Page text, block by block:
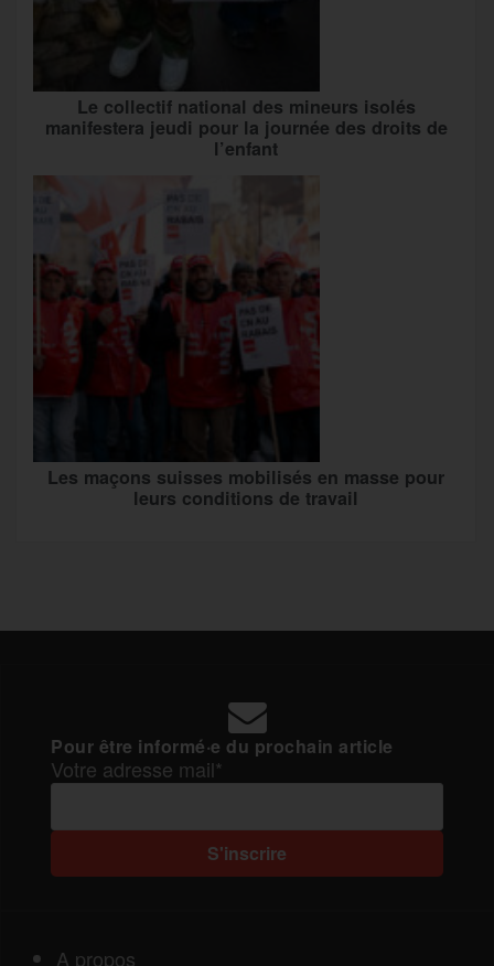
Le collectif national des mineurs isolés
manifestera jeudi pour la journée des droits de
l’enfant
Les maçons suisses mobilisés en masse pour
leurs conditions de travail
Pour être informé·e du prochain article
Votre adresse mail*
A propos